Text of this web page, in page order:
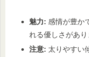
魅力: 感情が豊か
れる優しさがあり
注意: 太りやすい